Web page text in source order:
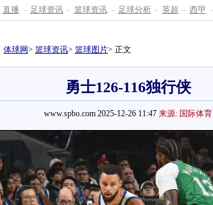
直播 - 足球资讯 - 篮球资讯 - 足球分析 - 英超 - 西甲 -
体球网> 篮球资讯> 篮球图片> 正文
勇士126-116独行侠
www.spbo.com 2025-12-26 11:47 来源: 国际体育